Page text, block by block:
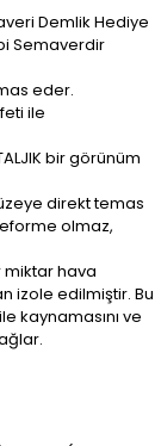
Demlik Hediye
Semaverdir
eder.
ile
bir görünüm
direkt temas
olmaz,
miktar hava
izole edilmiştir. Bu
kaynamasını ve